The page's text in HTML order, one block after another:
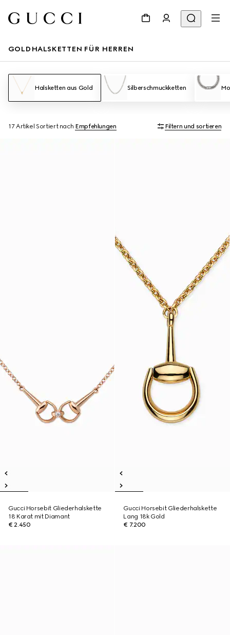
GOLDHALSKETTEN FÜR HERREN
Halsketten aus Gold Silberschmuckketten
17 Artikel Sortiert nach Empfehlungen Filtern und sortieren
Gucci Horsebit Gliederhalskette
18 Karat mit Diamant
€ 2.450
Gucci Horsebit Gliederhalskette
Lang 18k Gold
€ 7.200